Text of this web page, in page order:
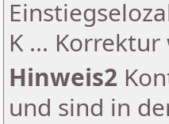
K ...
Hinweis2
und sind in